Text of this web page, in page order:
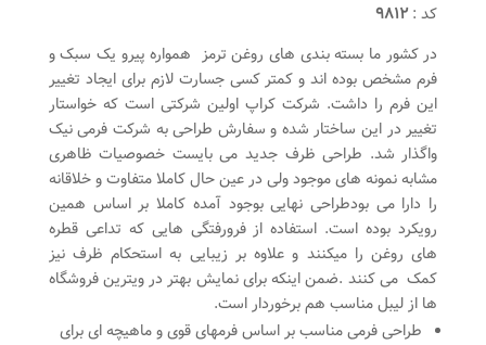
کد :۹۸۱۲
در کشور ما بسته بندی های روغن ترمز همواره پیرو یک سبک و
فرم مشخص بوده اند و کمتر کسی جسارت لازم برای ایجاد تغییر
این فرم را داشت. شرکت کراپ اولین شرکتی است که خواستار
تغییر در این ساختار شده و سفارش طراحی به شرکت فرمی نیک
واگذار شد. طراحی ظرف جدید می بایست خصوصیات ظاهری
مشابه نمونه های موجود ولی در عین حال کاملا متفاوت و خلاقانه
را دارا می بودطراحی نهایی بوجود آمده کاملا بر اساس همین
رویکرد بوده است. استفاده از فرورفتگی هایی که تداعی قطره
های روغن را میکنند و علاوه بر زیبایی به استحکام ظرف نیز
کمک می کنند .ضمن اینکه برای نمایش بهتر در ویترین فروشگاه
ها از لیبل مناسب هم برخوردار است.
طراحی فرمی مناسب بر اساس فرمهای قوی و ماهیچه ای برای